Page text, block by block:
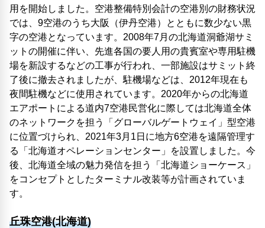
用を開始しました。空港整備特別会計の空港別の財務状況
では、9空港のうち大阪（伊丹空港）とともに数少ない黒
字の空港となっています。2008年7月の北海道洞爺湖サミ
ットの開催に伴い、先進各国の要人用の貴賓室や専用駐機
場を新設するなどの工事が行われ、一部施設はサミット終
了後に撤去されましたが、駐機場などは、2012年現在も
夜間駐機などに使用されています。2020年からの北海道
エアポートによる道内7空港民営化に際しては北海道全体
のネットワークを担う「グローバルゲートウェイ」型空港
に位置づけられ、2021年3月1日に地方6空港を遠隔管理す
る「北海道オペレーションセンター」を設置しました。今
後、北海道全域の魅力発信を担う「北海道ショーケース」
をコンセプトとしたターミナル改装等が計画されていま
す。
丘珠空港(北海道)